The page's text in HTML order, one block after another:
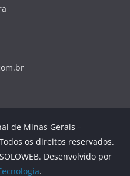
de Minas Gerais –
os direitos reservados.
Desenvolvido por
.